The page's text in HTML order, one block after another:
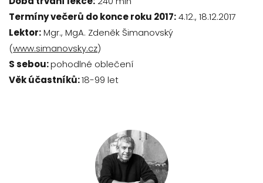
Termíny večerů do konce roku 2017:4.12., 18.12.2017
Lektor:Mgr., MgA. Zdeněk Šimanovský
(www.simanovsky.cz)
S sebou:pohodlné oblečení
Věk účastníků:18-99 let